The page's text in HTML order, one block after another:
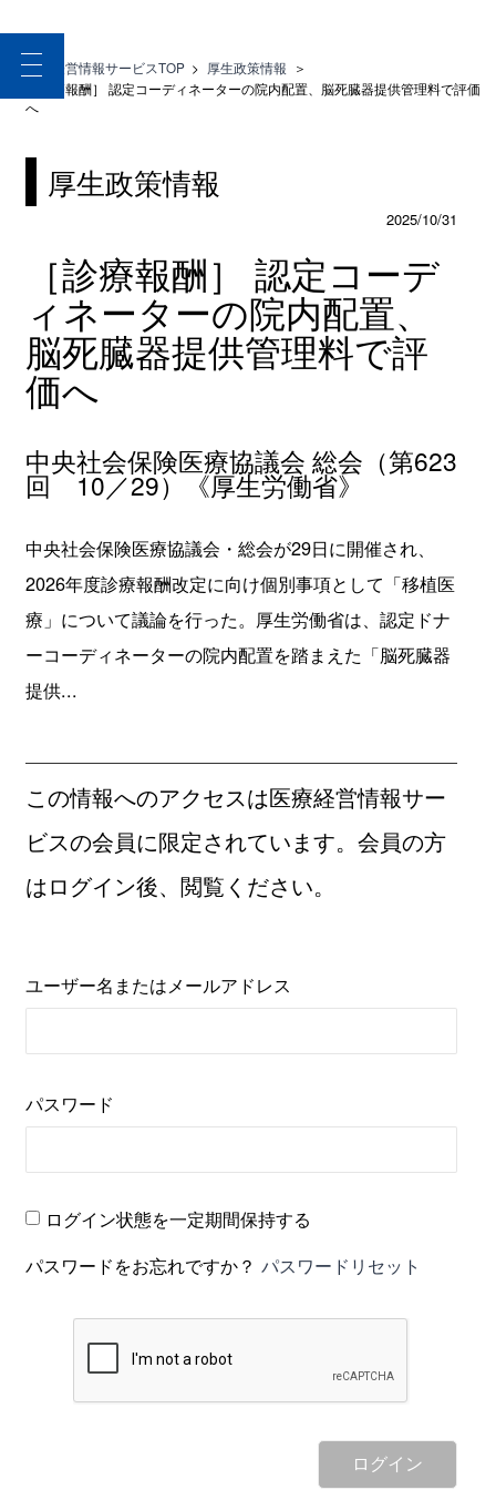
toggle
navigation
医療経営情報サービスTOP > 厚生政策情報 ＞
［診療報酬］ 認定コーディネーターの院内配置、脳死臓器提供管理料で評価
へ
厚生政策情報
2025/10/31
［診療報酬］ 認定コーデ
ィネーターの院内配置、
脳死臓器提供管理料で評
価へ
中央社会保険医療協議会 総会（第623
回 10／29）《厚生労働省》
中央社会保険医療協議会・総会が29日に開催され、
2026年度診療報酬改定に向け個別事項として「移植医
療」について議論を行った。厚生労働省は、認定ドナ
ーコーディネーターの院内配置を踏まえた「脳死臓器
提供...
この情報へのアクセスは医療経営情報サー
ビスの会員に限定されています。会員の方
はログイン後、閲覧ください。
ユーザー名またはメールアドレス
パスワード
ログイン状態を一定期間保持する
パスワードをお忘れですか？パスワードリセット
ログイン